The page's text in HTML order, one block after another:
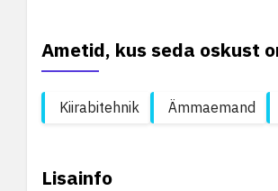
Ametid, kus seda oskust
Kiirabitehnik Ämmaemand
Lisainfo